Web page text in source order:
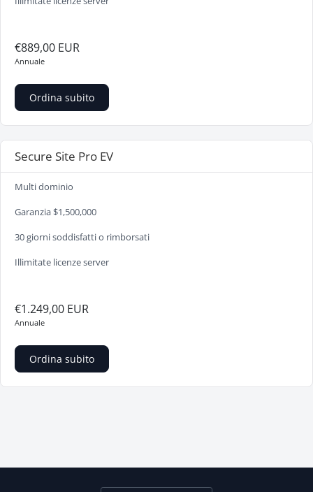
€889,00 EUR
Annuale
Ordina subito
Secure Site Pro EV
Multi dominio
Garanzia $1,500,000
30 giorni soddisfatti o rimborsati
Illimitate licenze server
€1.249,00 EUR
Annuale
Ordina subito